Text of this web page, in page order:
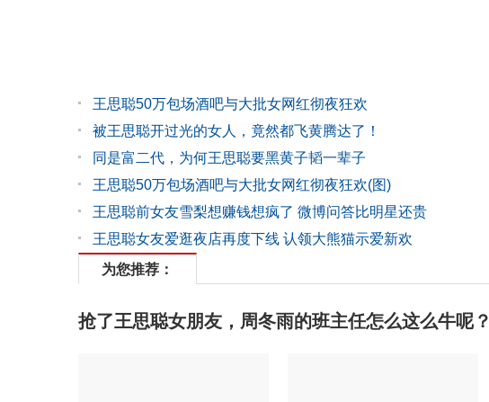
王思聪50万包场酒吧与大批女网红彻夜狂欢
被王思聪开过光的女人，竟然都飞黄腾达了！
同是富二代，为何王思聪要黑黄子韬一辈子
王思聪50万包场酒吧与大批女网红彻夜狂欢(图)
王思聪前女友雪梨想赚钱想疯了 微博问答比明星还贵
王思聪女友爱逛夜店再度下线 认领大熊猫示爱新欢
为您推荐：
抢了王思聪女朋友，周冬雨的班主任怎么这么牛呢？